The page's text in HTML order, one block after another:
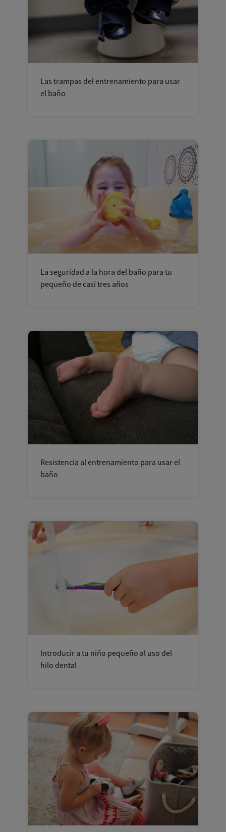
Las trampas del entrenamiento para usar
el baño
La seguridad a la hora del baño para tu
pequeño de casi tres años
Resistencia al entrenamiento para usar el
baño
Introducir a tu niño pequeño al uso del
hilo dental